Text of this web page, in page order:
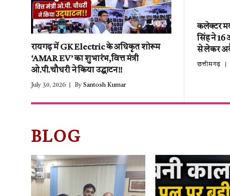
रायगढ़ में GK Electric के अधिकृत शोरूम
‘AMAR EV’ का शुभारंभ,वित्त मंत्री
ओ.पी.चौधरी ने किया उद्घाटन!!
July 30, 2026 By Santosh Kumar
कलेक्टर
सिंह ने 16
से लेकर
छत्तीसगढ़
BLOG